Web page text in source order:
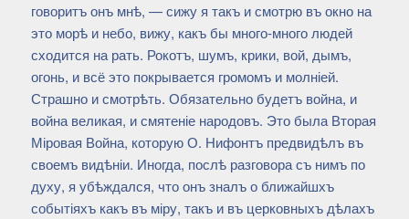
говоритъ онъ мнѣ, — сижу я такъ и смотрю въ окно на
это морѣ и небо, вижу, какъ бы много-много людей
сходится на рать. Рокотъ, шумъ, крики, вой, дымъ,
огонь, и всё это покрывается громомъ и молніей.
Страшно и смотрѣть. Обязательно будетъ война, и
война великая, и смятеніе народовъ. Это была Вторая
Міровая Война, которую О. Нифонтъ предвидѣлъ въ
своемъ видѣніи. Иногда, послѣ разговора съ нимъ по
духу, я убѣждался, что онъ зналъ о ближайшхъ
событіяхъ какъ въ міру, такъ и въ церковныхъ дѣлахъ